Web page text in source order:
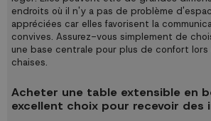
endroits où il n'y a pas de problème
appréciées car elles favorisent la
convives. Assurez-vous simplement de
une base centrale pour plus de confort
chaises.
Acheter une table extensible en
excellent choix pour recevoir des